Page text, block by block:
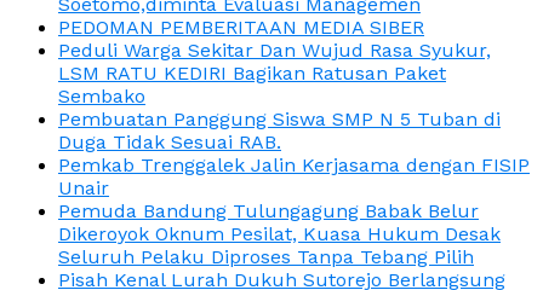
PEDOMAN PEMBERITAAN MEDIA SIBER
Peduli Warga Sekitar Dan Wujud Rasa Syukur,
LSM RATU KEDIRI Bagikan Ratusan Paket
Sembako
Pembuatan Panggung Siswa SMP N 5 Tuban di
Duga Tidak Sesuai RAB.
Pemkab Trenggalek Jalin Kerjasama dengan FISIP
Unair
Pemuda Bandung Tulungagung Babak Belur
Dikeroyok Oknum Pesilat, Kuasa Hukum Desak
Seluruh Pelaku Diproses Tanpa Tebang Pilih
Pisah Kenal Lurah Dukuh Sutorejo Berlangsung